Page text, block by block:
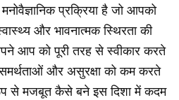
प्रक्रिया है जो आपको
और भावनात्मक स्थिरता की
आप को पूरी तरह से स्वीकार करते
और असुरक्षा को कम करते
से मजबूत कैसे बने इस दिशा में कदम